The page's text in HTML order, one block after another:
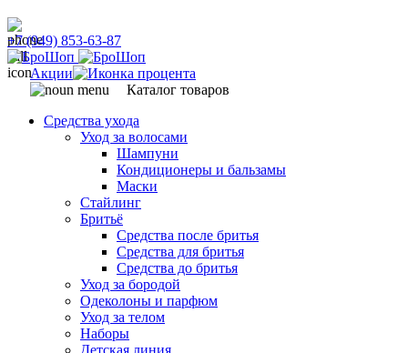
+7 (949) 853-63-87
Акции
Каталог товаров
Средства ухода
Уход за волосами
Шампуни
Кондиционеры и бальзамы
Маски
Стайлинг
Бритьё
Средства после бритья
Средства для бритья
Средства до бритья
Уход за бородой
Одеколоны и парфюм
Уход за телом
Наборы